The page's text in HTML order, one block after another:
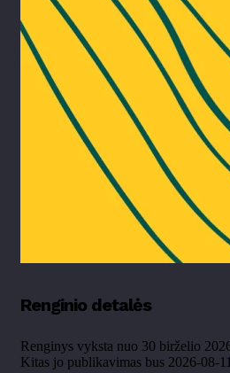
Renginio detalės
Renginys vyksta nuo 30 birželio
Kitas jo publikavimas bus 2026-08-